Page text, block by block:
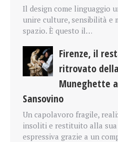
Il design come linguaggio
unire culture, sensibilità e
spazio. È questo il…
Firenze, il
ritrovato
Muneghette
Sansovino
Un capolavoro fragile,
insoliti e restituito alla
espressiva grazie a un